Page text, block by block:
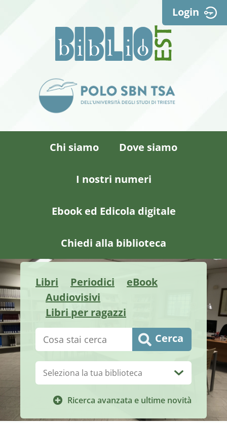
Login
Chi siamo Dove siamo
I nostri numeri
Ebook ed Edicola digitale
Chiedi alla biblioteca
Libri Periodici
eBook
Audiovisivi
Libri per ragazzi
Cerca su "Catalogo" Cerca
Ricerca avanzata e ultime novità
Biblioteca: